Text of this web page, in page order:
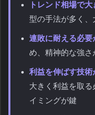
トレンド相場で大
型の手法が多く、
連敗に耐える必要
め、精神的な強さ
利益を伸ばす技術
大きく利益を取
イミングが鍵